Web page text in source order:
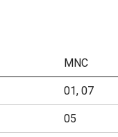
MNC
01, 07
05